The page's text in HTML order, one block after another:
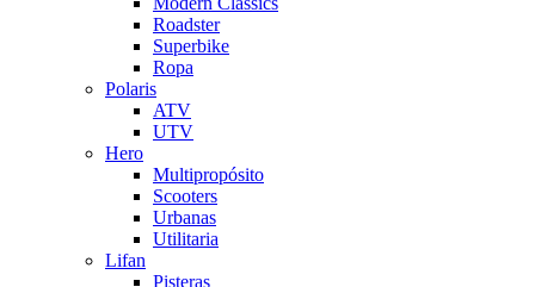
Roadster
Superbike
Ropa
Polaris
ATV
UTV
Hero
Multipropósito
Scooters
Urbanas
Utilitaria
Lifan
Pisteras